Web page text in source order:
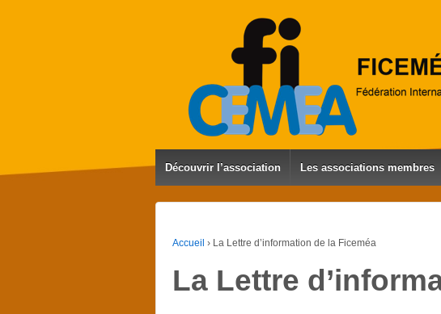
Découvrir l’association Les associations membres
Accueil › La Lettre d’information de la Ficeméa
La Lettre